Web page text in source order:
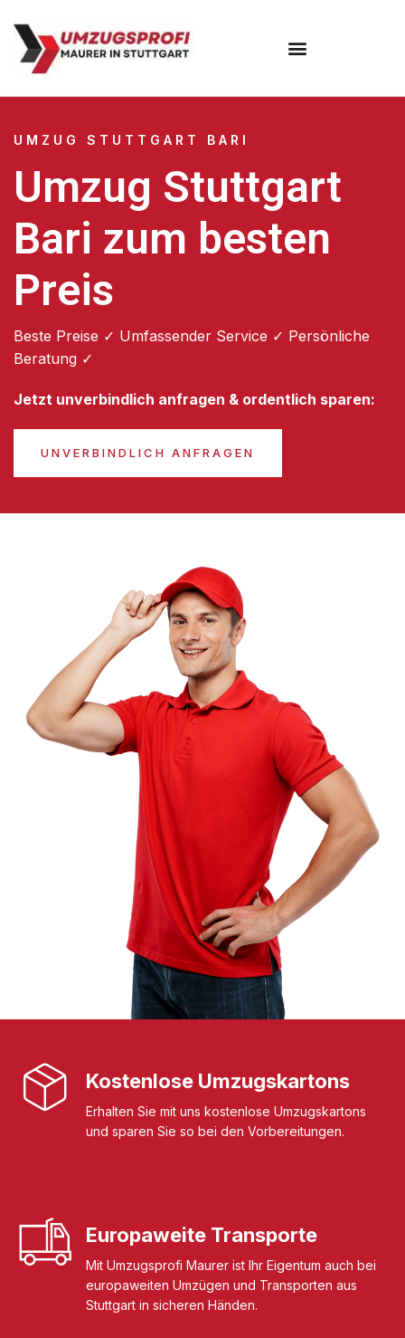
UMZUG STUTTGART BARI
Umzug Stuttgart
Bari zum besten
Preis
Beste Preise ✓ Umfassender Service ✓ Persönliche
Beratung ✓
Jetzt unverbindlich anfragen & ordentlich sparen:
UNVERBINDLICH ANFRAGEN
Kostenlose Umzugskartons
Erhalten Sie mit uns kostenlose Umzugskartons
und sparen Sie so bei den Vorbereitungen.
Europaweite Transporte
Mit Umzugsprofi Maurer ist Ihr Eigentum auch bei
europaweiten Umzügen und Transporten aus
Stuttgart in sicheren Händen.